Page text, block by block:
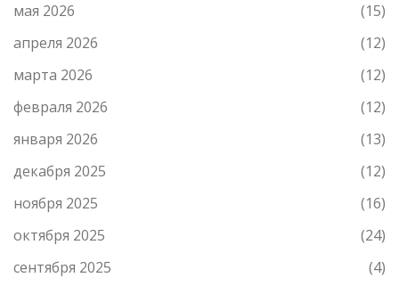
мая 2026
(15)
апреля 2026
(12)
марта 2026
(12)
февраля 2026
(12)
января 2026
(13)
декабря 2025
(12)
ноября 2025
(16)
октября 2025
(24)
сентября 2025
(4)